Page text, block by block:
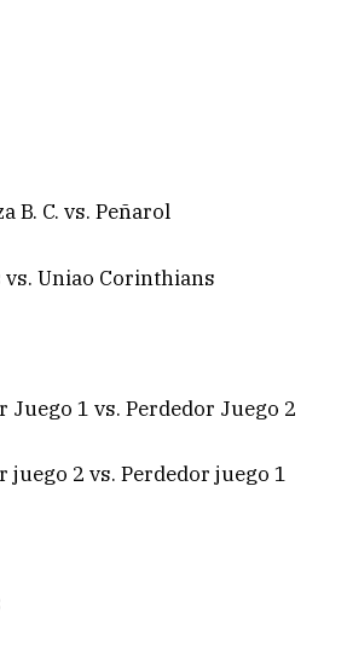
B. C. vs. Peñarol
vs. Uniao Corinthians
Juego 1 vs. Perdedor Juego 2
juego 2 vs. Perdedor juego 1